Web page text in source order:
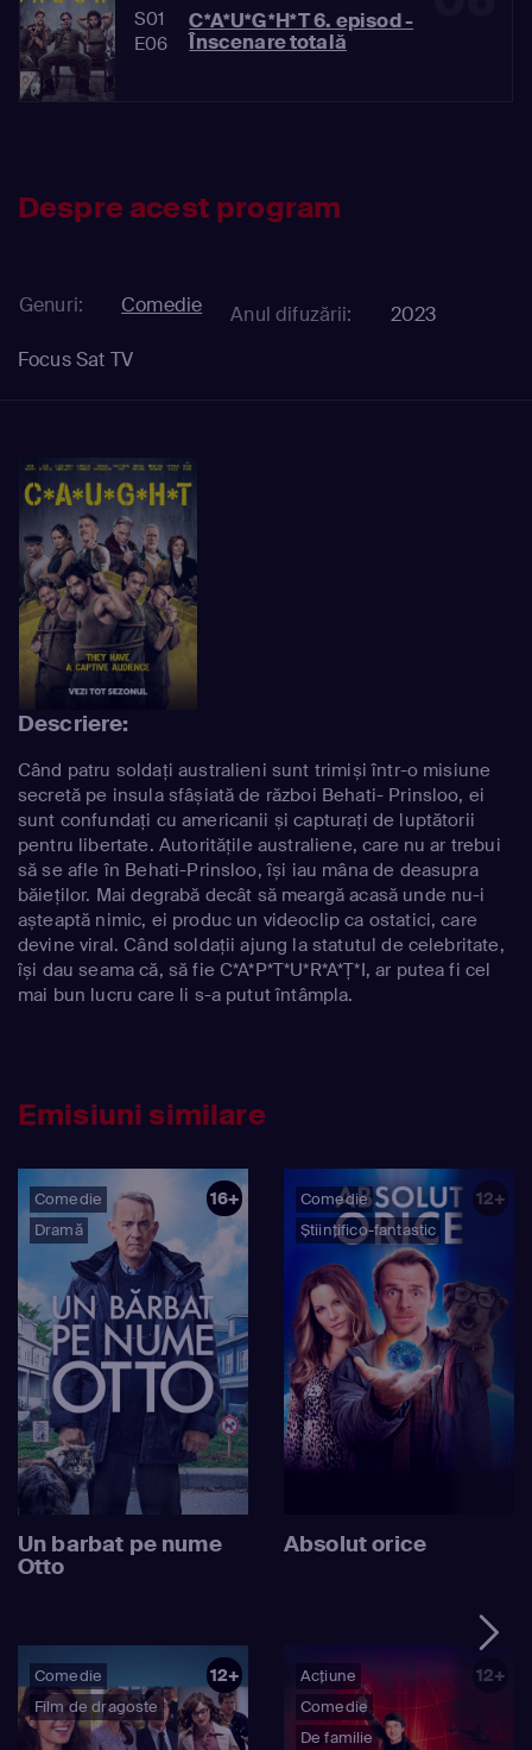
S01
E06
C*A*U*G*H*T 6. episod -
Înscenare totală
Despre acest program
Genuri: Comedie Anul difuzării:
2023
Focus Sat TV
Descriere:
Când patru soldați australieni sunt trimiși într-o misiune
secretă pe insula sfâșiată de război Behati- Prinsloo, ei
sunt confundați cu americanii și capturați de luptătorii
pentru libertate. Autoritățile australiene, care nu ar trebui
să se afle în Behati-Prinsloo, își iau mâna de deasupra
băieților. Mai degrabă decât să meargă acasă unde nu-i
așteaptă nimic, ei produc un videoclip ca ostatici, care
devine viral. Când soldații ajung la statutul de celebritate,
își dau seama că, să fie C*A*P*T*U*R*A*Ț*I, ar putea fi cel
mai bun lucru care li s-a putut întâmpla.
Emisiuni similare
Comedie
Dramă
16+
Un barbat pe nume
Otto
Comedie
Științifico-fantastic
12+
Absolut orice
Comedie
Film de dragoste
12+
Acțiune
Comedie
De familie
12+